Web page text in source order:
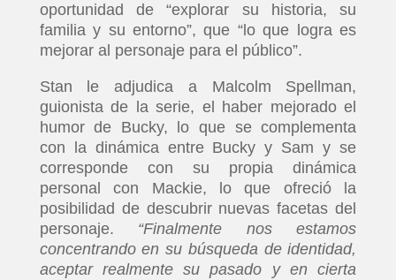
oportunidad de “explorar su historia, su
familia y su entorno”, que “lo que logra es
mejorar al personaje para el público”.
Stan le adjudica a Malcolm Spellman,
guionista de la serie, el haber mejorado el
humor de Bucky, lo que se complementa
con la dinámica entre Bucky y Sam y se
corresponde con su propia dinámica
personal con Mackie, lo que ofreció la
posibilidad de descubrir nuevas facetas del
personaje. “Finalmente nos estamos
concentrando en su búsqueda de identidad,
aceptar realmente su pasado y en cierta